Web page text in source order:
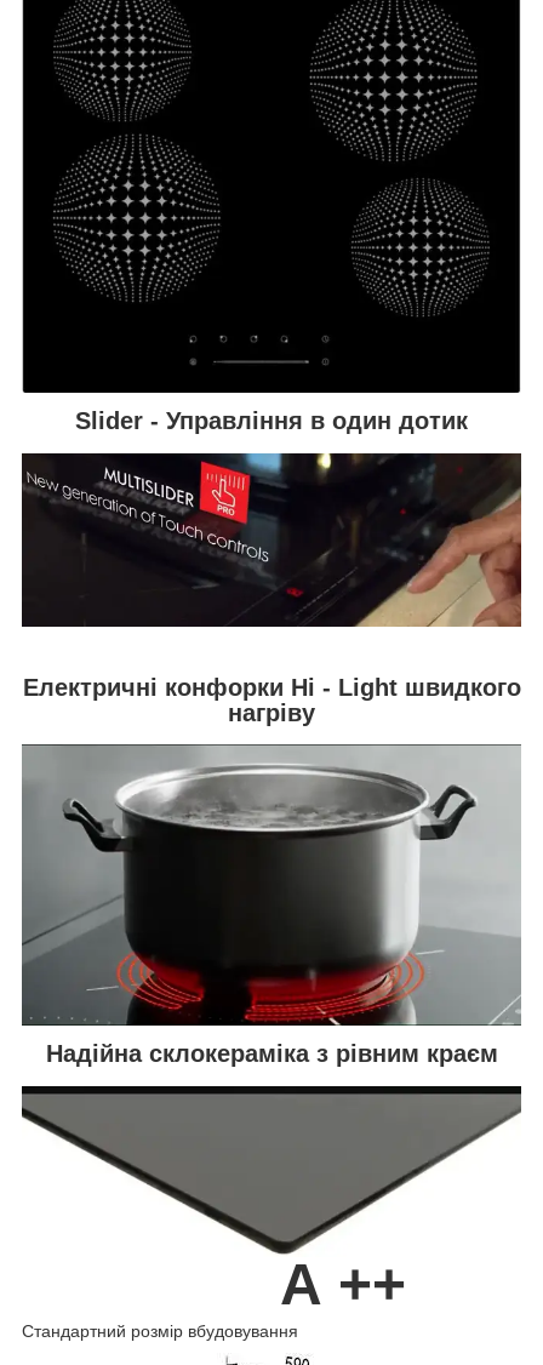
Slider - Управління в один дотик
Електричні конфорки Hi - Light швидкого
нагріву
Надійна склокераміка з рівним краєм
А ++
Стандартний розмір вбудовування